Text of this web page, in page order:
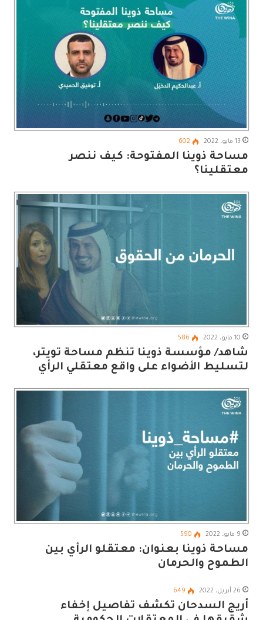
13 مايو، 2022 602
مساحة ذوينا المفتوحة: كيف ننصر
معتقلينا؟
10 مايو، 2022 586
شاهد/ مؤسسة ذوينا تنظم مساحة تويتر،
لتسليط الأضواء على واقع معتقلي الرأي
9 مايو، 2022 590
مساحة ذوينا بعنوان: معتقلو الرأي بين
الطموح والحرمان
26 أبريل، 2022 649
أريج السدحان تكشف تفاصيل إخفاء